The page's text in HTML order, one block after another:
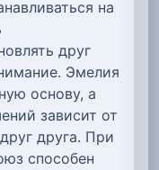
на
друг
Эмелия
основу, а
зависит от
друга. При
способен